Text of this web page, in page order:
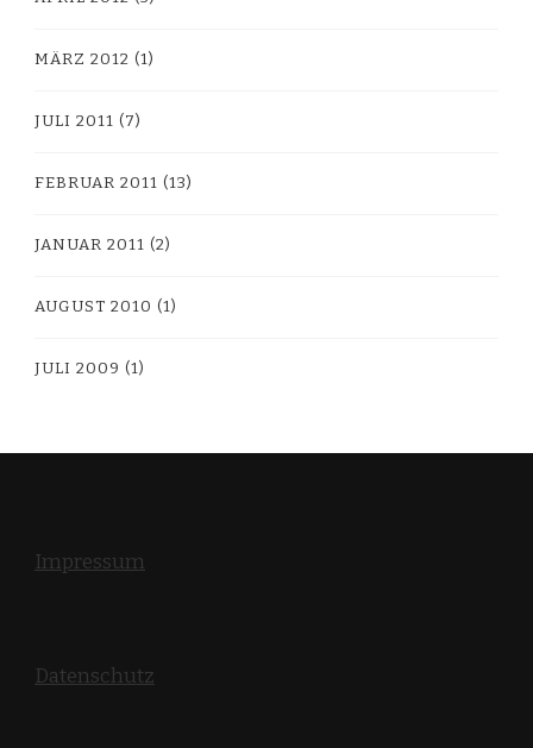
MÄRZ 2012 (1)
JULI 2011 (7)
FEBRUAR 2011 (13)
JANUAR 2011 (2)
AUGUST 2010 (1)
JULI 2009 (1)
Impressum
Datenschutz